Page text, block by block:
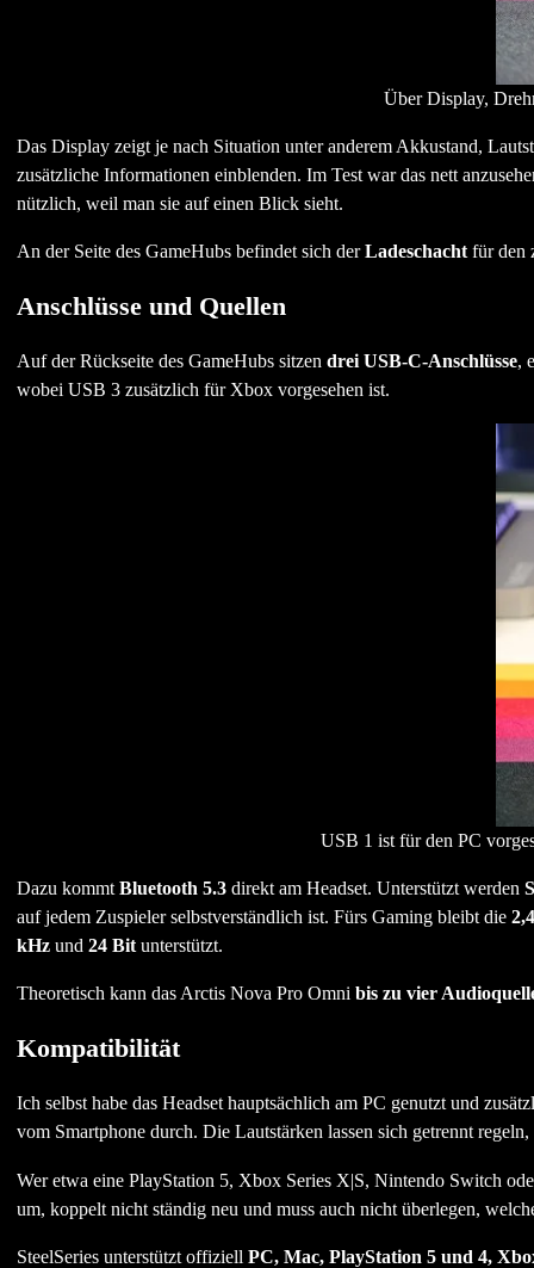
Über Display,
Das Display zeigt je nach Situation unter anderem Akkustand,
zusätzliche Informationen einblenden. Im Test war das nett
nützlich, weil man sie auf einen Blick sieht.
An der Seite des GameHubs befindet sich derLadeschachtfür den
Anschlüsse und Quellen
Auf der Rückseite des GameHubs sitzen drei USB-C-Anschlüsse,
wobei USB 3 zusätzlich für Xbox vorgesehen ist.
USB 1 ist für den PC
Dazu kommt Bluetooth 5.3direkt am Headset. Unterstützt werden
auf jedem Zuspieler selbstverständlich ist. Fürs Gaming bleibt die
kHzund 24 Bitunterstützt.
Theoretisch kann das Arctis Nova Pro Omni bis zu vier
Kompatibilität
Ich selbst habe das Headset hauptsächlich am PC genutzt und
vom Smartphone durch. Die Lautstärken lassen sich getrennt
Wer etwa eine PlayStation 5, Xbox Series X|S, Nintendo Switch
um, koppelt nicht ständig neu und muss auch nicht überlegen,
SteelSeries unterstützt offiziell PC, Mac, PlayStation 5 und 4,